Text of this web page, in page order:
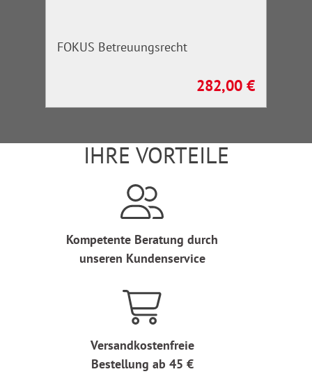
FOKUS Betreuungsrecht
Regulärer Preis:
282,00 €
IHRE VORTEILE
Kompetente Beratung durch
unseren Kundenservice
Versandkostenfreie
Bestellung ab 45 €